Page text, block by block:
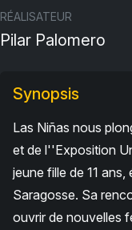
RÉALISATEUR
Pilar Palomero
Synopsis
Las Niñas nous
et de l''Exposition
jeune fille de 11
Saragosse. Sa
ouvrir de nouvelles